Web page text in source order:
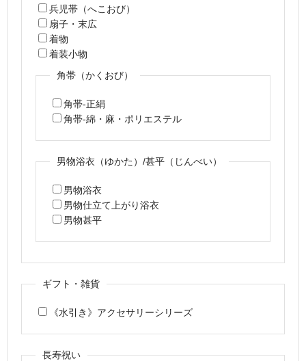
兵児帯（へこおび）
扇子・末広
着物
着装小物
角帯（かくおび）
角帯-正絹
角帯-綿・麻・ポリエステル
男物浴衣（ゆかた）/甚平（じんべい）
男物浴衣
男物仕立て上がり浴衣
男物甚平
ギフト・雑貨
《水引き》アクセサリーシリーズ
長寿祝い